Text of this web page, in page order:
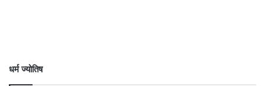
धर्म ज्योतिष